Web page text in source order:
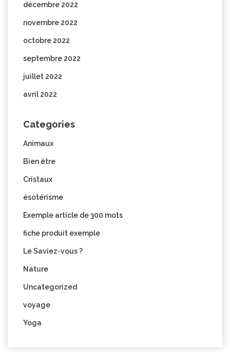
décembre 2022
novembre 2022
octobre 2022
septembre 2022
juillet 2022
avril 2022
Categories
Animaux
Bien être
Cristaux
ésotérisme
Exemple article de 300 mots
fiche produit exemple
Le Saviez-vous ?
Nature
Uncategorized
voyage
Yoga